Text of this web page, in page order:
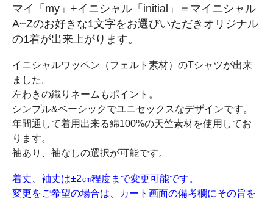
マイ「my」+イニシャル「initial」＝マイニシャル
A~Zのお好きな1文字をお選びいただきオリジナル
の1着が出来上がります。
イニシャルワッペン（フェルト素材）のTシャツが出来
ました。
左わきの織りネームもポイント。
シンプル&ベーシックでユニセックスなデザインです。
年間通して着用出来る綿100%の天竺素材を使用してお
ります。
袖あり、袖なしの選択が可能です。
着丈、袖丈は±2㎝程度まで変更可能です。
変更をご希望の場合は、カート画面の備考欄にその旨を